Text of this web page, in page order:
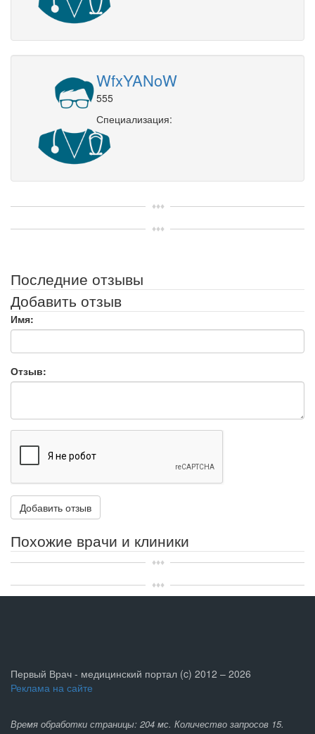
WfxYANoW
555
Специализация:
Последние отзывы
Добавить отзыв
Имя:
Отзыв:
Похожие врачи и клиники
Первый Врач - медицинский портал (c) 2012 – 2026
Реклама на сайте
Время обработки страницы: 204 мс. Количество запросов 15.